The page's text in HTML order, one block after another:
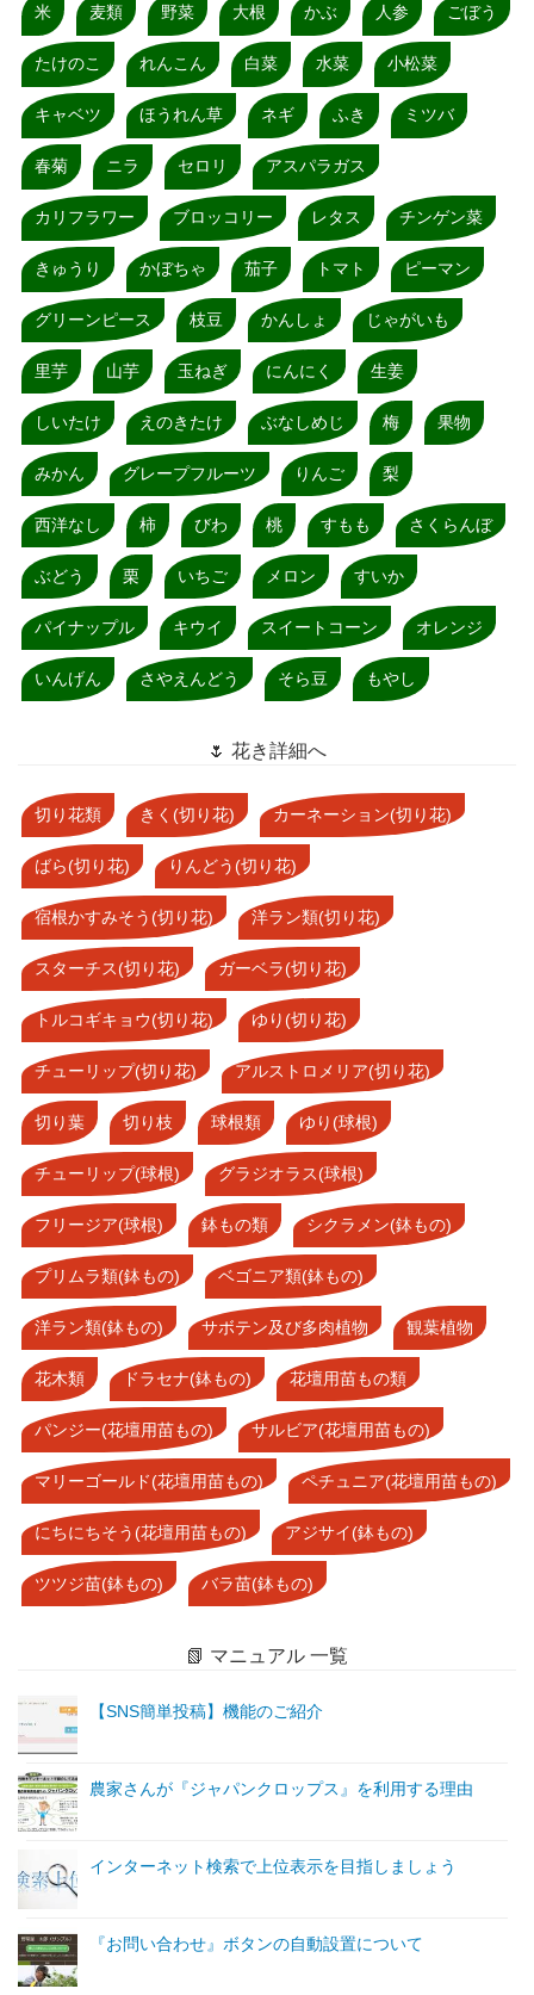
米 麦類 野菜 大根 かぶ 人参 ごぼう
たけのこ れんこん 白菜 水菜 小松菜
キャベツ ほうれん草 ネギ ふき ミツバ
春菊 ニラ セロリ アスパラガス
カリフラワー ブロッコリー レタス チンゲン菜
きゅうり かぼちゃ 茄子 トマト ピーマン
グリーンピース 枝豆 かんしょ じゃがいも
里芋 山芋 玉ねぎ にんにく 生姜
しいたけ えのきたけ ぶなしめじ 梅 果物
みかん グレープフルーツ りんご 梨
西洋なし 柿 びわ 桃 すもも さくらんぼ
ぶどう 栗 いちご メロン すいか
パイナップル キウイ スイートコーン オレンジ
いんげん さやえんどう そら豆 もやし
🌷 花き詳細へ
切り花類 きく(切り花) カーネーション(切り花)
ばら(切り花) りんどう(切り花)
宿根かすみそう(切り花) 洋ラン類(切り花)
スターチス(切り花) ガーベラ(切り花)
トルコギキョウ(切り花) ゆり(切り花)
チューリップ(切り花) アルストロメリア(切り花)
切り葉 切り枝 球根類 ゆり(球根)
チューリップ(球根) グラジオラス(球根)
フリージア(球根) 鉢もの類 シクラメン(鉢もの)
プリムラ類(鉢もの) ベゴニア類(鉢もの)
洋ラン類(鉢もの) サボテン及び多肉植物 観葉植物
花木類 ドラセナ(鉢もの) 花壇用苗もの類
パンジー(花壇用苗もの) サルビア(花壇用苗もの)
マリーゴールド(花壇用苗もの) ペチュニア(花壇用苗もの)
にちにちそう(花壇用苗もの) アジサイ(鉢もの)
ツツジ苗(鉢もの) バラ苗(鉢もの)
📗 マニュアル 一覧
【SNS簡単投稿】機能のご紹介
農家さんが『ジャパンクロップス』を利用する理由
インターネット検索で上位表示を目指しましょう
『お問い合わせ』ボタンの自動設置について